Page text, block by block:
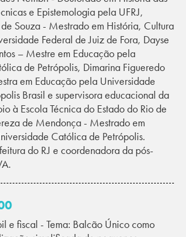
e Epistemologia pela UFRJ,
Souza - Mestrado em História, Cultura
Federal de Juiz de Fora, Dayse
– Mestre em Educação pela
de Petrópolis, Dimarina Figueredo
em Educação pela Universidade
Brasil e supervisora educacional da
à Escola Técnica do Estado do Rio de
de Mendonça - Mestrado em
Católica de Petrópolis.
do RJ e coordenadora da pós-
e fiscal - Tema: Balcão Único como